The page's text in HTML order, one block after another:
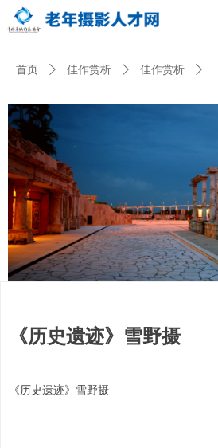
首页 ꄲ 佳作赏析 ꄲ 佳作赏析 ꄲ
《历史遗迹》雪野摄
《历史遗迹》雪野摄